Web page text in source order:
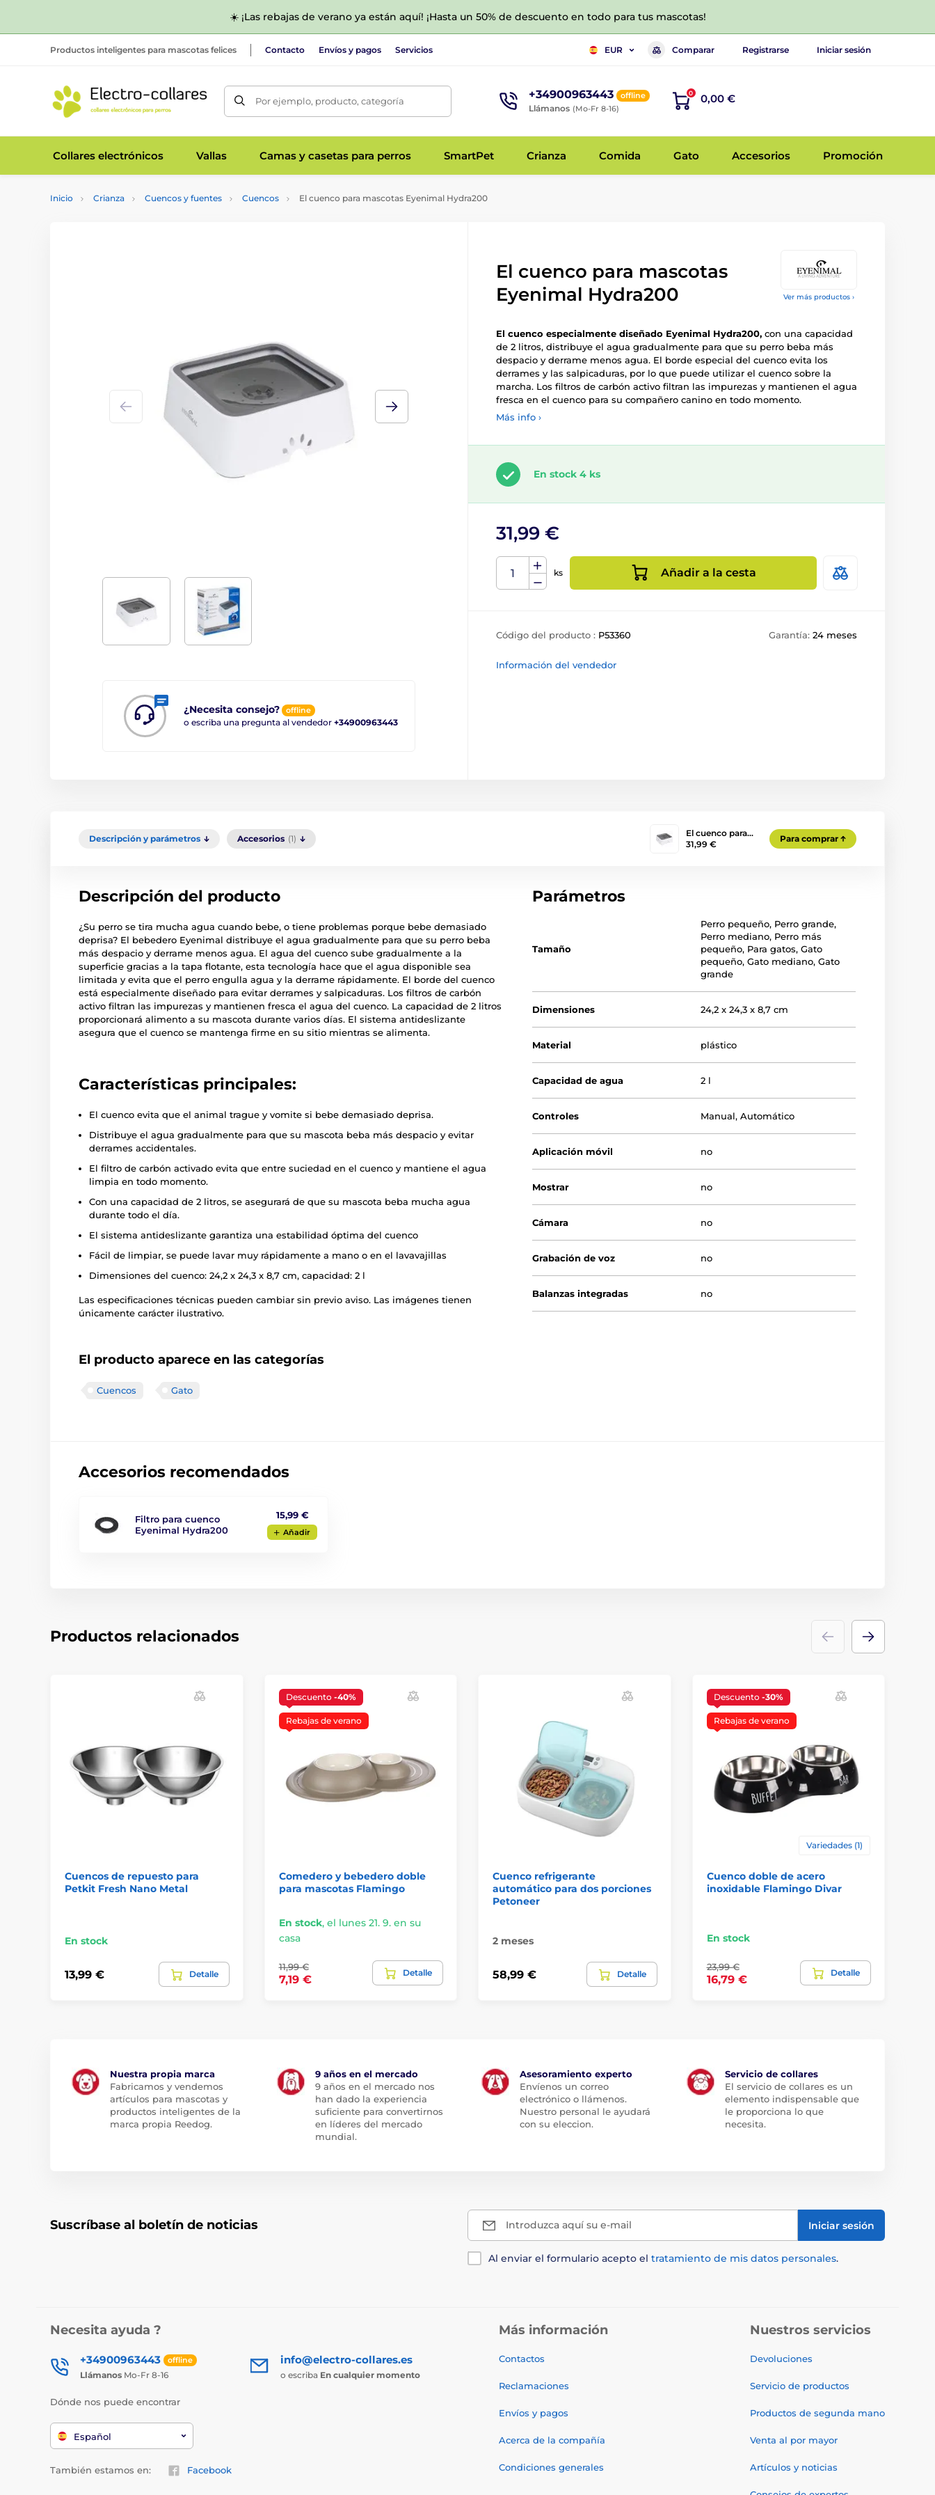
☀️ ¡Las rebajas de verano ya están aquí! ¡Hasta un 50% de descuento en todo para tus mascotas!
Productos inteligentes para mascotas felices Contacto Envíos y pagos Servicios EUR Comparar Registrarse Iniciar sesión
Por ejemplo, producto, categoría +34900963443 offline
Llámanos (Mo-Fr 8-16)
0 0,00 €
Collares electrónicos Vallas Camas y casetas para perros SmartPet Crianza Comida Gato Accesorios Promoción
Inicio Crianza Cuencos y fuentes Cuencos El cuenco para mascotas Eyenimal Hydra200
Ver más productos ›
¿Necesita consejo? offline
o escriba una pregunta al vendedor +34900963443
El cuenco para mascotas
Eyenimal Hydra200
El cuenco especialmente diseñado Eyenimal Hydra200, con una capacidad
de 2 litros, distribuye el agua gradualmente para que su perro beba más
despacio y derrame menos agua. El borde especial del cuenco evita los
derrames y las salpicaduras, por lo que puede utilizar el cuenco sobre la
marcha. Los filtros de carbón activo filtran las impurezas y mantienen el agua
fresca en el cuenco para su compañero canino en todo momento.
Más info ›
En stock 4 ks
31,99 €
ks Añadir a la cesta
Código del producto : P53360 Garantía: 24 meses
Información del vendedor
Descripción y parámetros Accesorios (1)
El cuenco para…
31,99 €
Para comprar
Descripción del producto
¿Su perro se tira mucha agua cuando bebe, o tiene problemas porque bebe demasiado
deprisa? El bebedero Eyenimal distribuye el agua gradualmente para que su perro beba
más despacio y derrame menos agua. El agua del cuenco sube gradualmente a la
superficie gracias a la tapa flotante, esta tecnología hace que el agua disponible sea
limitada y evita que el perro engulla agua y la derrame rápidamente. El borde del cuenco
está especialmente diseñado para evitar derrames y salpicaduras. Los filtros de carbón
activo filtran las impurezas y mantienen fresca el agua del cuenco. La capacidad de 2 litros
proporcionará alimento a su mascota durante varios días. El sistema antideslizante
asegura que el cuenco se mantenga firme en su sitio mientras se alimenta.
Características principales:
El cuenco evita que el animal trague y vomite si bebe demasiado deprisa.
Distribuye el agua gradualmente para que su mascota beba más despacio y evitar
derrames accidentales.
El filtro de carbón activado evita que entre suciedad en el cuenco y mantiene el agua
limpia en todo momento.
Con una capacidad de 2 litros, se asegurará de que su mascota beba mucha agua
durante todo el día.
El sistema antideslizante garantiza una estabilidad óptima del cuenco
Fácil de limpiar, se puede lavar muy rápidamente a mano o en el lavavajillas
Dimensiones del cuenco: 24,2 x 24,3 x 8,7 cm, capacidad: 2 l
Las especificaciones técnicas pueden cambiar sin previo aviso. Las imágenes tienen
únicamente carácter ilustrativo.
El producto aparece en las categorías
Cuencos Gato
Parámetros
Tamaño
Perro pequeño, Perro grande,
Perro mediano, Perro más
pequeño, Para gatos,Gato
pequeño,Gato mediano,Gato
grande
Dimensiones 24,2 x 24,3 x 8,7 cm
Material plástico
Capacidad de agua 2 l
Controles Manual,Automático
Aplicación móvil no
Mostrar no
Cámara no
Grabación de voz no
Balanzas integradas no
Accesorios recomendados
Filtro para cuenco
Eyenimal Hydra200
15,99 €
Aňadir
Productos relacionados
Cuencos de repuesto para
Petkit Fresh Nano Metal
En stock
13,99 € Detalle
Descuento -40%
Rebajas de verano
Comedero y bebedero doble
para mascotas Flamingo
En stock, el lunes 21. 9. en su
casa
11,99 €
7,19 €
Detalle
Cuenco refrigerante
automático para dos porciones
Petoneer
2 meses
58,99 € Detalle
Descuento -30%
Rebajas de verano
Variedades (1)
Cuenco doble de acero
inoxidable Flamingo Divar
En stock
23,99 €
16,79 €
Detalle
Nuestra propia marca
Fabricamos y vendemos
artículos para mascotas y
productos inteligentes de la
marca propia Reedog.
9 años en el mercado
9 años en el mercado nos
han dado la experiencia
suficiente para convertirnos
en líderes del mercado
mundial.
Asesoramiento experto
Envíenos un correo
electrónico o llámenos.
Nuestro personal le ayudará
con su eleccion.
Servicio de collares
El servicio de collares es un
elemento indispensable que
le proporciona lo que
necesita.
Suscríbase al boletín de noticias Introduzca aquí su e-mail Iniciar sesión
Al enviar el formulario acepto el tratamiento de mis datos personales.
Necesita ayuda ?
+34900963443 offline
Llámanos Mo-Fr 8-16
info@electro-collares.es
o escriba En cualquier momento
Dónde nos puede encontrar
Español
También estamos en: Facebook
Más información
Contactos
Reclamaciones
Envíos y pagos
Acerca de la compañía
Condiciones generales
Nuestros servicios
Devoluciones
Servicio de productos
Productos de segunda mano
Venta al por mayor
Artículos y noticias